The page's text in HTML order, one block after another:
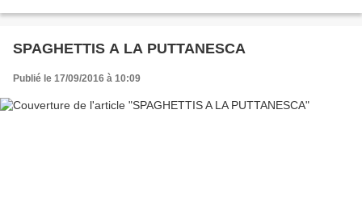
SPAGHETTIS A LA PUTTANESCA
Publié le 17/09/2016 à 10:09